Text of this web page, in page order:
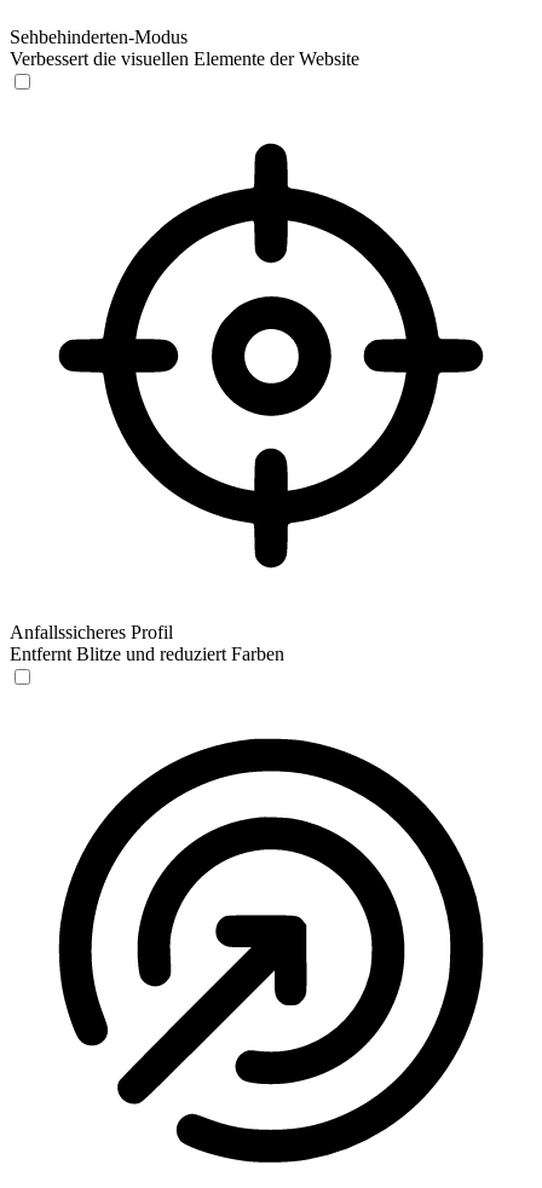
Sehbehinderten-Modus
Verbessert die visuellen Elemente der Website
Anfallssicheres Profil
Entfernt Blitze und reduziert Farben